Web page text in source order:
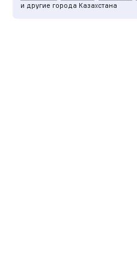
и другие города Казахстана